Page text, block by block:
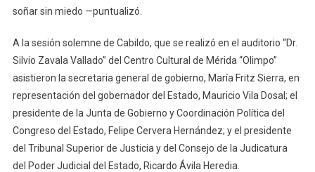
soñar sin miedo —puntualizó.
A la sesión solemne de Cabildo, que se realizó en el auditorio “Dr.
Silvio Zavala Vallado” del Centro Cultural de Mérida “Olimpo”
asistieron la secretaria general de gobierno, María Fritz Sierra, en
representación del gobernador del Estado, Mauricio Vila Dosal; el
presidente de la Junta de Gobierno y Coordinación Política del
Congreso del Estado, Felipe Cervera Hernández; y el presidente
del Tribunal Superior de Justicia y del Consejo de la Judicatura
del Poder Judicial del Estado, Ricardo Ávila Heredia.